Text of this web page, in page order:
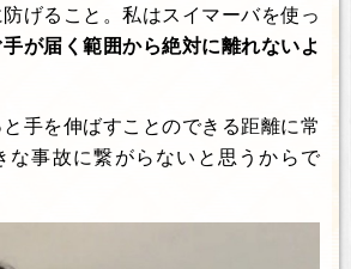
げること。私はスイマーバを使っ
が届く範囲から絶対に離れないよ
手を伸ばすことのできる距離に常
な事故に繋がらないと思うからで